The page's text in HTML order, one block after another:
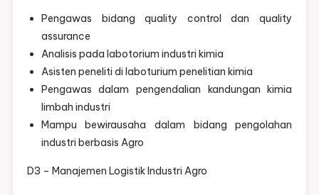
Pengawas bidang quality control dan quality
assurance
Analisis pada labotorium industri kimia
Asisten peneliti di laboturium penelitian kimia
Pengawas dalam pengendalian kandungan kimia
limbah industri
Mampu bewirausaha dalam bidang pengolahan
industri berbasis Agro
D3 – Manajemen Logistik Industri Agro